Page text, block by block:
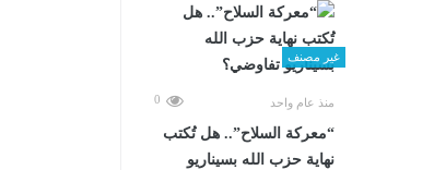
غير مصنف
منذ عام واحد 0
“معركة السلاح”.. هل تُكتب
نهاية حزب الله بسيناريو